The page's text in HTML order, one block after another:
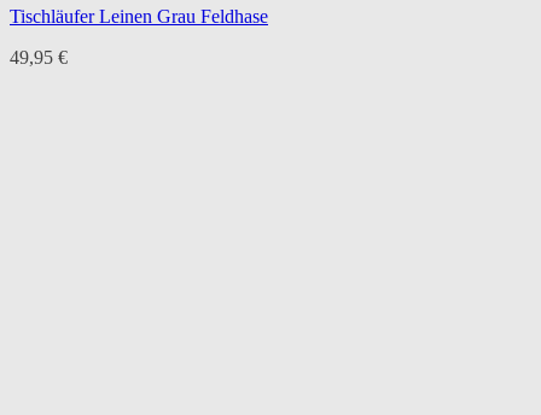
Tischläufer Leinen Grau Feldhase
49,95 €